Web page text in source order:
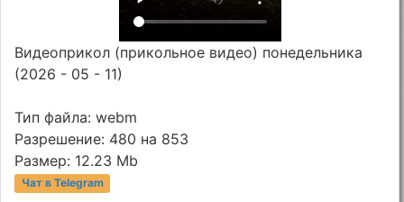
Видеоприкол (прикольное видео) понедельника
(2026 - 05 - 11)
Тип файла: webm
Разрешение: 480 на 853
Размер: 12.23 Mb
Чат в Telegram